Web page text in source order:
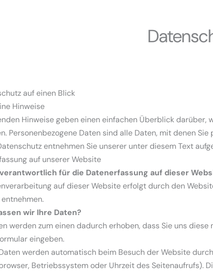
auf einen Blick
Hinweise
Hinweise geben einen einfachen Überblick
Personenbezogene Daten sind alle Daten, mit denen
entnehmen Sie unserer unter diesem Text
auf unserer Website
für die Datenerfassung auf dieser
auf dieser Website erfolgt durch den
wir Ihre Daten?
werden zum einen dadurch erhoben, dass Sie uns
eingeben.
werden automatisch beim Besuch der Website
Betriebssystem oder Uhrzeit des Seitenaufrufs).